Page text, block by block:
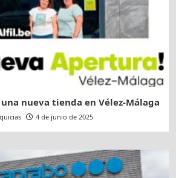
nueva tienda en Vélez-Málaga
4 de junio de 2025